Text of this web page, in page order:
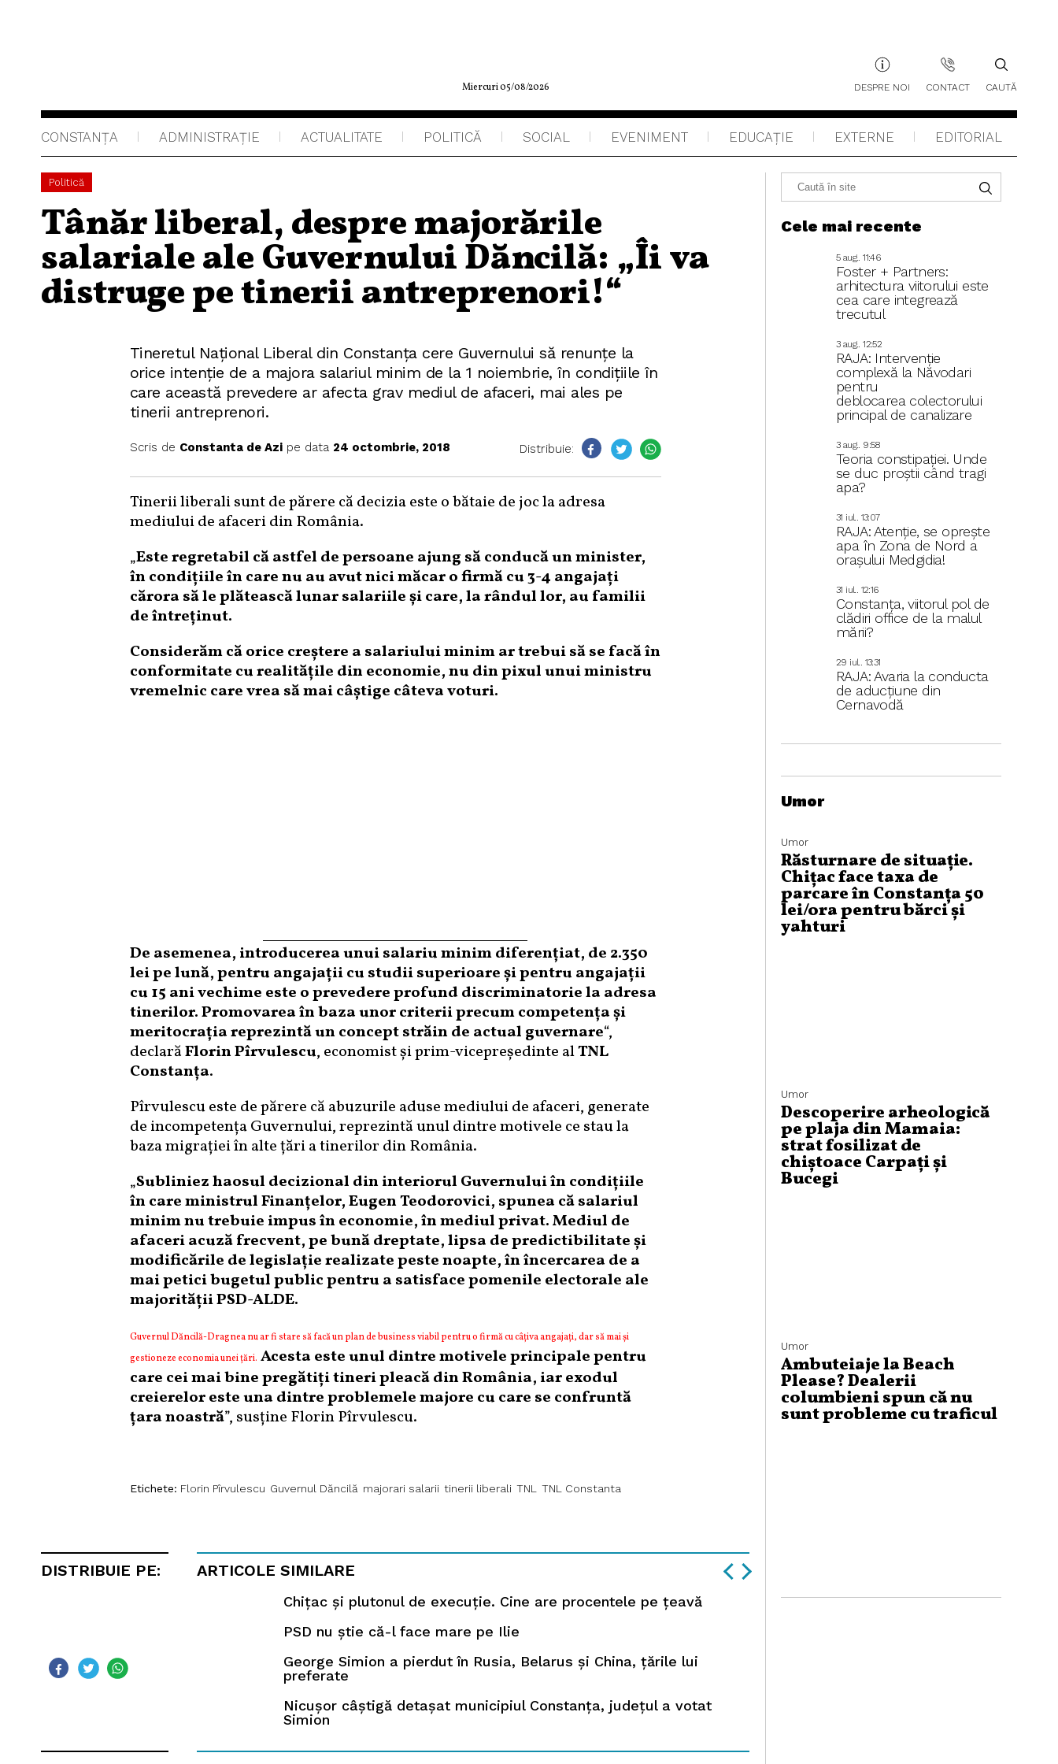
Miercuri 05/08/2026 DESPRE NOI CONTACT CAUTĂ
CONSTANȚA ADMINISTRAŢIE ACTUALITATE POLITICĂ SOCIAL EVENIMENT EDUCAŢIE EXTERNE EDITORIAL
Politică
Tânăr liberal, despre majorările
salariale ale Guvernului Dăncilă: „Îi va
distruge pe tinerii antreprenori!“
Tineretul Național Liberal din Constanța cere Guvernului să renunțe la
orice intenție de a majora salariul minim de la 1 noiembrie, în condițiile în
care această prevedere ar afecta grav mediul de afaceri, mai ales pe
tinerii antreprenori.
Scris de Constanta de Azipe data 24 octombrie, 2018 Distribuie:
Tinerii liberali sunt de părere că decizia este o bătaie de joc la adresa
mediului de afaceri din România.
„Este regretabil că astfel de persoane ajung să conducă un minister,
în condițiile în care nu au avut nici măcar o firmă cu 3-4 angajați
cărora să le plătească lunar salariile și care, la rândul lor, au familii
de întreținut.
Considerăm că orice creștere a salariului minim ar trebui să se facă în
conformitate cu realitățile din economie, nu din pixul unui ministru
vremelnic care vrea să mai câștige câteva voturi.
De asemenea, introducerea unui salariu minim diferențiat, de 2.350
lei pe lună, pentru angajații cu studii superioare și pentru angajații
cu 15 ani vechime este o prevedere profund discriminatorie la adresa
tinerilor. Promovarea în baza unor criterii precum competența și
meritocrația reprezintă un concept străin de actual guvernare“,
declarăFlorin Pîrvulescu, economist și prim-vicepreședinte alTNL
Constanța.
Pîrvulescu este de părere că abuzurile aduse mediului de afaceri, generate
de incompetența Guvernului, reprezintă unul dintre motivele ce stau la
baza migrației în alte țări a tinerilor din România.
„Subliniez haosul decizional din interiorul Guvernului în condițiile
în care ministrul Finanțelor, Eugen Teodorovici, spunea că salariul
minim nu trebuie impus în economie, în mediul privat. Mediul de
afaceri acuză frecvent, pe bună dreptate, lipsa de predictibilitate și
modificările de legislație realizate peste noapte, în încercarea de a
mai petici bugetul public pentru a satisface pomenile electorale ale
majorității PSD-ALDE.
Guvernul Dăncilă-Dragnea nu ar fi stare să facă un plan de business viabil pentru o firmă cu câțiva angajați, dar să mai și
gestioneze economia unei țări. Acesta este unul dintre motivele principale pentru
care cei mai bine pregătiți tineri pleacă din România, iar exodul
creierelor este una dintre problemele majore cu care se confruntă
țara noastră”, susține Florin Pîrvulescu.
Etichete: Florin Pîrvulescu Guvernul Dăncilă majorari salarii tinerii liberali TNL TNL Constanta
DISTRIBUIE PE: ARTICOLE SIMILARE
Chițac și plutonul de execuție. Cine are procentele pe țeavă
PSD nu știe că-l face mare pe Ilie
George Simion a pierdut în Rusia, Belarus și China, țările lui
preferate
Nicușor câștigă detașat municipiul Constanța, județul a votat
Simion
Cele mai recente
5 aug.. 11:46
Foster + Partners:
arhitectura viitorului este
cea care integrează
trecutul
3 aug.. 12:52
RAJA: Intervenție
complexă la Năvodari
pentru
deblocarea colectorului
principal de canalizare
3 aug.. 9:58
Teoria constipației. Unde
se duc proștii când tragi
apa?
31 iul.. 13:07
RAJA: Atenție, se oprește
apa în Zona de Nord a
orașului Medgidia!
31 iul.. 12:16
Constanța, viitorul pol de
clădiri office de la malul
mării?
29 iul.. 13:31
RAJA: Avaria la conducta
de aducțiune din
Cernavodă
Umor
Umor
Răsturnare de situație.
Chițac face taxa de
parcare în Constanța 50
lei/ora pentru bărci și
yahturi
Umor
Descoperire arheologică
pe plaja din Mamaia:
strat fosilizat de
chiștoace Carpați și
Bucegi
Umor
Ambuteiaje la Beach
Please? Dealerii
columbieni spun că nu
sunt probleme cu traficul